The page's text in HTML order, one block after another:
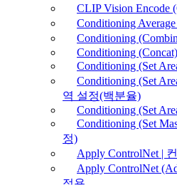
CLIP Vision Encode
Conditioning
Conditioning
Conditioning (Concat)
Conditioning (Set
Conditioning (Set
역 설정(백분율)
Conditioning (Set
Conditioning (Set
정)
Apply ControlNet |
Apply ControlNet